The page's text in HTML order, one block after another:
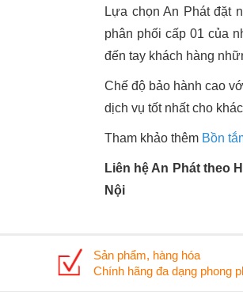
Lựa chọn An Phát đặt
phân phối cấp 01 của
đến tay khách hàng
Chế độ bảo hành cao
dịch vụ tốt nhất cho
Tham khảo thêm Bồn
Liên hệ An Phát theo
Nội
Sản phẩm, hàng hóa
Chính hãng đa dạng phong